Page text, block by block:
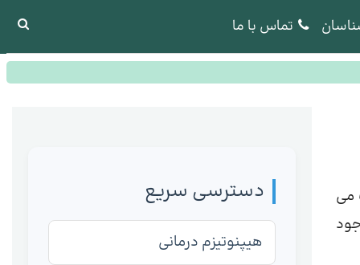
تماس با ما
می
دسترسی سریع
هیپنوتیزم درمانی